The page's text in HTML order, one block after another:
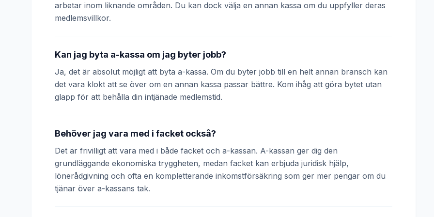
arbetar inom liknande områden. Du kan dock välja en annan kassa om du uppfyller deras
medlemsvillkor.
Kan jag byta a-kassa om jag byter jobb?
Ja, det är absolut möjligt att byta a-kassa. Om du byter jobb till en helt annan bransch kan
det vara klokt att se över om en annan kassa passar bättre. Kom ihåg att göra bytet utan
glapp för att behålla din intjänade medlemstid.
Behöver jag vara med i facket också?
Det är frivilligt att vara med i både facket och a-kassan. A-kassan ger dig den
grundläggande ekonomiska tryggheten, medan facket kan erbjuda juridisk hjälp,
lönerådgivning och ofta en kompletterande inkomstförsäkring som ger mer pengar om du
tjänar över a-kassans tak.